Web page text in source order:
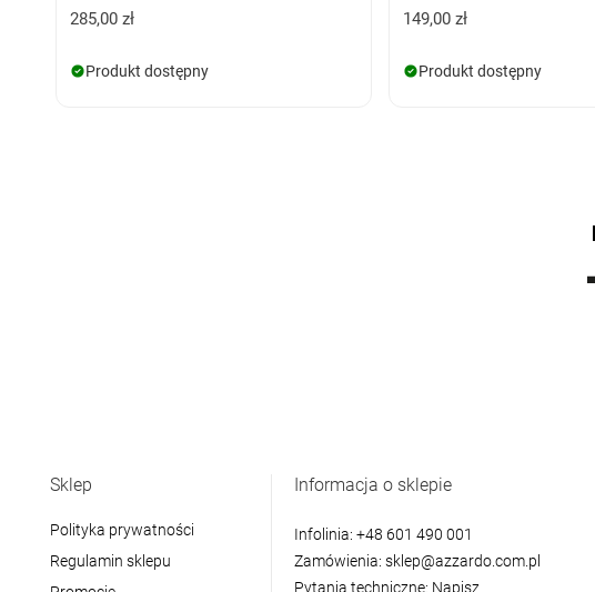
285,00 zł
Produkt dostępny
149,00 zł
Produkt dostępny
Sklep
Polityka prywatności
Regulamin sklepu
Informacja o sklepie
Infolinia: +48 601 490 001
Zamówienia: sklep@azzardo.com.pl
Pytania techniczne: Napisz